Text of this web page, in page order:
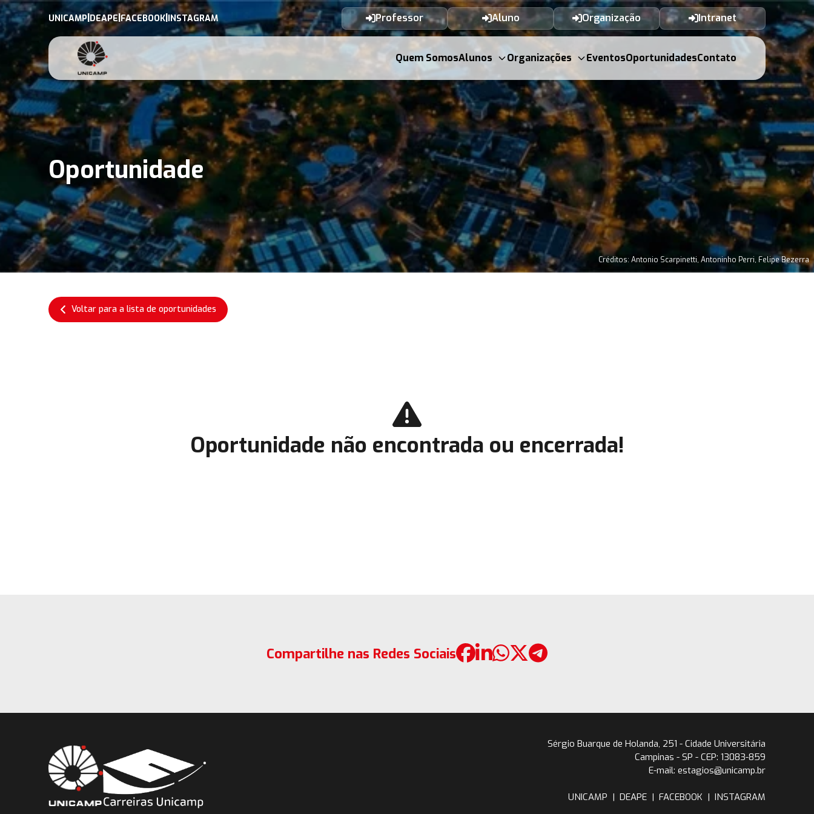
UNICAMP DEAPE|FACEBOOK INSTAGRAM Professor Aluno Organização Intranet
Quem SomosAlunos Organizações EventosOportunidadesContato
Oportunidade
Créditos: Antonio Scarpinetti, Antoninho Perri, Felipe Bezerra
Voltar para a lista de oportunidades
Oportunidade não encontrada ou encerrada!
Compartilhe nas Redes Sociais
Sérgio Buarque de Holanda, 251 - Cidade Universitária
Campinas - SP - CEP: 13083-859
E-mail: estagios@unicamp.br
UNICAMP | DEAPE | FACEBOOK | INSTAGRAM